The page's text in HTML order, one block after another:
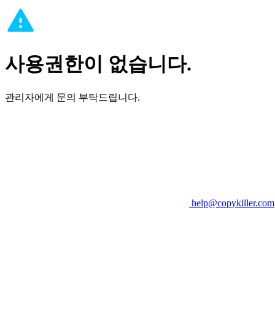
사용권한이 없습니다.
관리자에게 문의 부탁드립니다.
help@copykiller.com